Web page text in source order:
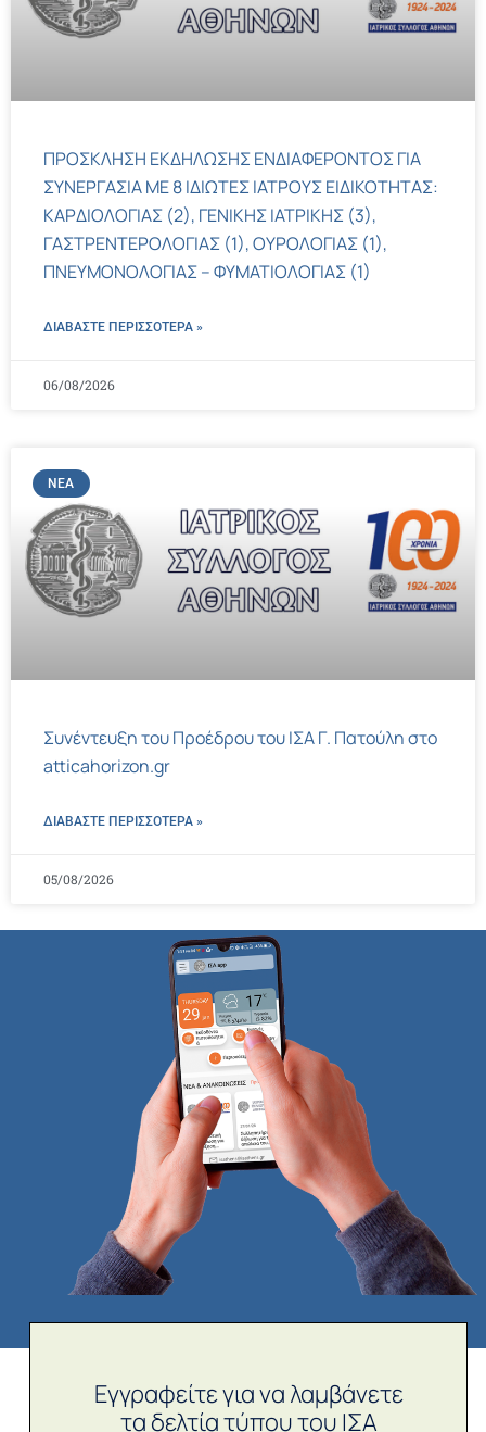
ΠΡΟΣΚΛΗΣΗ ΕΚΔΗΛΩΣΗΣ ΕΝΔΙΑΦΕΡΟΝΤΟΣ ΓΙΑ
ΣΥΝΕΡΓΑΣΙΑ ΜΕ 8 ΙΔΙΩΤΕΣ ΙΑΤΡΟΥΣ ΕΙΔΙΚΟΤΗΤΑΣ:
ΚΑΡΔΙΟΛΟΓΙΑΣ (2), ΓΕΝΙΚΗΣ ΙΑΤΡΙΚΗΣ (3),
ΓΑΣΤΡΕΝΤΕΡΟΛΟΓΙΑΣ (1), ΟΥΡΟΛΟΓΙΑΣ (1),
ΠΝΕΥΜΟΝΟΛΟΓΙΑΣ – ΦΥΜΑΤΙΟΛΟΓΙΑΣ (1)
ΔΙΑΒΑΣΤΕ ΠΕΡΙΣΣΌΤΕΡΑ »
06/08/2026
ΝΈΑ
Συνέντευξη του Προέδρου του ΙΣΑ Γ. Πατούλη στο
atticahorizon.gr
ΔΙΑΒΑΣΤΕ ΠΕΡΙΣΣΌΤΕΡΑ »
05/08/2026
Εγγραφείτε για να λαμβάνετε
τα δελτία τύπου του ΙΣΑ